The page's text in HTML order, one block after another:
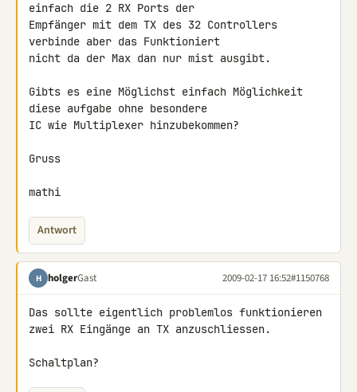
einfach die 2 RX Ports der
Empfänger mit dem TX des 32 Controllers
verbinde aber das Funktioniert
nicht da der Max dan nur mist ausgibt.
Gibts es eine Möglichst einfach Möglichkeit
diese aufgabe ohne besondere
IC wie Multiplexer hinzubekommen?
Gruss
mathi
Antwort
H holgerGast 2009-02-17 16:52#1150768
Das sollte eigentlich problemlos funktionieren
zwei RX Eingänge an TX anzuschliessen.
Schaltplan?